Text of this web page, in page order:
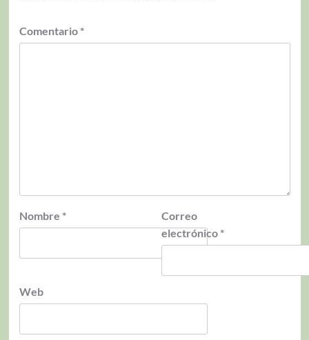
Comentario *
Nombre *
Correo
electrónico *
Web